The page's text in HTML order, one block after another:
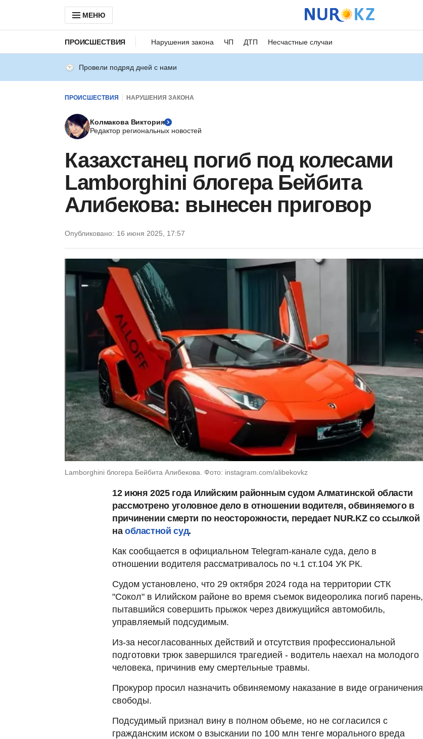
МЕНЮ
ПРОИСШЕСТВИЯ Нарушения закона ЧП ДТП Несчастные случаи
Провели подряд дней с нами
ПРОИСШЕСТВИЯ НАРУШЕНИЯ ЗАКОНА
Колмакова Виктория
Редактор региональных новостей
Казахстанец погиб под колесами
Lamborghini блогера Бейбита
Алибекова: вынесен приговор
Опубликовано: 16 июня 2025, 17:57
Lamborghini блогера Бейбита Алибекова. Фото: instagram.com/alibekovkz
12 июня 2025 года Илийским районным судом Алматинской области
рассмотрено уголовное дело в отношении водителя, обвиняемого в
причинении смерти по неосторожности, передает NUR.KZ со ссылкой
на областной суд.
Как сообщается в официальном Telegram-канале суда, дело в
отношении водителя рассматривалось по ч.1 ст.104 УК РК.
Судом установлено, что 29 октября 2024 года на территории СТК
"Сокол" в Илийском районе во время съемок видеоролика погиб парень,
пытавшийся совершить прыжок через движущийся автомобиль,
управляемый подсудимым.
Из-за несогласованных действий и отсутствия профессиональной
подготовки трюк завершился трагедией - водитель наехал на молодого
человека, причинив ему смертельные травмы.
Прокурор просил назначить обвиняемому наказание в виде ограничения
свободы.
Подсудимый признал вину в полном объеме, но не согласился с
гражданским иском о взыскании по 100 млн тенге морального вреда